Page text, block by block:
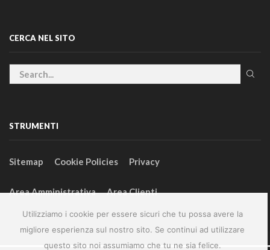
Utilizziamo i cookie per essere sicuri che tu possa avere la
migliore esperienza sul nostro sito. Se continui ad utilizzare
questo sito noi assumiamo che tu ne sia felice.
CERCA NEL SITO
STRUMENTI
Sitemap Cookie Policies Privacy
Area Amministrativa Area Clienti